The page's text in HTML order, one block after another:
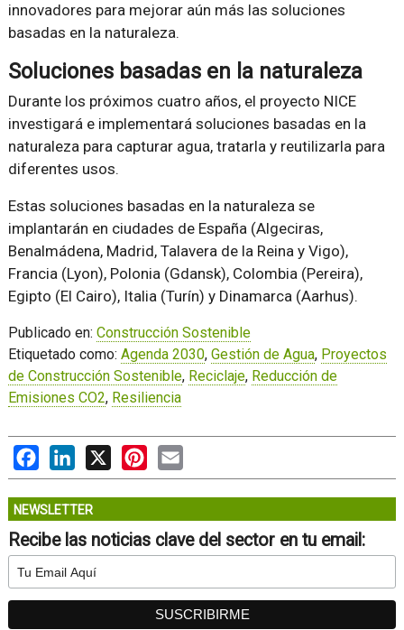
innovadores para mejorar aún más las soluciones
basadas en la naturaleza.
Soluciones basadas en la naturaleza
Durante los próximos cuatro años, el proyecto NICE
investigará e implementará soluciones basadas en la
naturaleza para capturar agua, tratarla y reutilizarla para
diferentes usos.
Estas soluciones basadas en la naturaleza se
implantarán en ciudades de España (Algeciras,
Benalmádena, Madrid, Talavera de la Reina y Vigo),
Francia (Lyon), Polonia (Gdansk), Colombia (Pereira),
Egipto (El Cairo), Italia (Turín) y Dinamarca (Aarhus).
Publicado en: Construcción Sostenible
Etiquetado como: Agenda 2030, Gestión de Agua, Proyectos
de Construcción Sostenible, Reciclaje, Reducción de
Emisiones CO2, Resiliencia
FacebookLinkedIn
X PinterestEmail
NEWSLETTER
Recibe las noticias clave del sector en tu email: